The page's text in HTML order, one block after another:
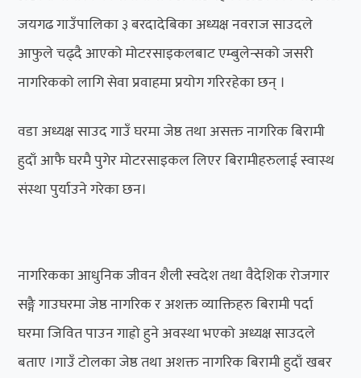
जयगढ गाउँपालिका ३ बरदादेबिका अध्यक्ष नवराज साउदले
आफुले चढ्दै आएको मोटरसाइकलबाट एम्बुलेन्सको जसरी
नागरिकको लागि सेवा प्रवाहमा प्रयोग गरिरहेका छन् ।
वडा अध्यक्ष साउद गाउँ घरमा जेष्ठ तथा असक्त नागरिक बिरामी
हुदाँ आफै घरमै पुगेर मोटरसाइकल लिएर बिरामीहरुलाई स्वास्थ
संस्था पुर्याउने गरेका छन।
नागरिकका आधुनिक जीवन शैली स्वदेश तथा वैदेशिक रोजगार
सङ्गै गाउघरमा जेष्ठ नागरिक र अशक्त व्याक्तिहरु बिरामी पर्दा
घरमा जिवित पाउन गाह्रो हुने अवस्था भएको अध्यक्ष साउदले
बताए ।गाउँ टोलका जेष्ठ तथा अशक्त नागरिक बिरामी हुदाँ खबर